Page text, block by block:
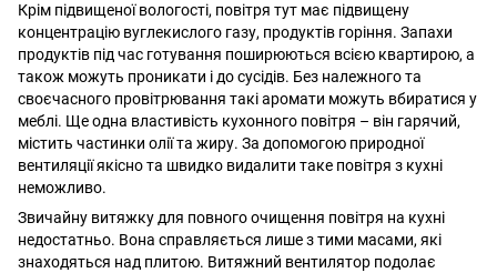
Крім підвищеної вологості, повітря тут має підвищену
концентрацію вуглекислого газу, продуктів горіння. Запахи
продуктів під час готування поширюються всією квартирою, а
також можуть проникати і до сусідів. Без належного та
своєчасного провітрювання такі аромати можуть вбиратися у
меблі. Ще одна властивість кухонного повітря – він гарячий,
містить частинки олії та жиру. За допомогою природної
вентиляції якісно та швидко видалити таке повітря з кухні
неможливо.
Звичайну витяжку для повного очищення повітря на кухні
недостатньо. Вона справляється лише з тими масами, які
знаходяться над плитою. Витяжний вентилятор подолає